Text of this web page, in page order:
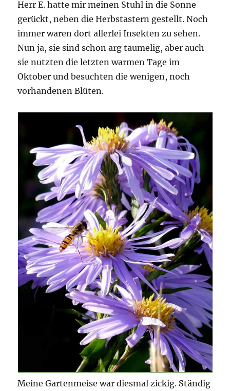
Herr E. hatte mir meinen Stuhl in die Sonne
gerückt, neben die Herbstastern gestellt. Noch
immer waren dort allerlei Insekten zu sehen.
Nun ja, sie sind schon arg taumelig, aber auch
sie nutzten die letzten warmen Tage im
Oktober und besuchten die wenigen, noch
vorhandenen Blüten.
Meine Gartenmeise war diesmal zickig. Ständig